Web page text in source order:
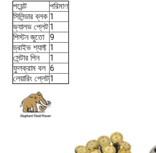
পয়েন্ট
পরিমাণ
সিলিন্ডার ব্লক 1
ভ্যালভ প্লেট 1
পিস্টন জুতো
9
ড্রাইভ শ্যাফ্ট 1
সেন্টার পিন
1
ফুলক্রাম বল 6
লেয়ারিং প্লেট1